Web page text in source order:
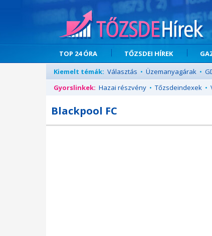
TOP 24 ÓRA TŐZSDEI HÍREK
Kiemelt témák: Választás • Üzemanyagárak •
Gyorslinkek: Hazai részvény • Tőzsdeindexek •
Blackpool FC